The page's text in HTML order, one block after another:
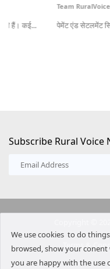
Team RuralVoice Aug 6, 2026
पेमेंट एंड सेटलमेंट सिस्टम्स एक्ट में
Subscribe Rural Voice
Terms &
We use cookies to do
browsed, show your
you are happy with the use